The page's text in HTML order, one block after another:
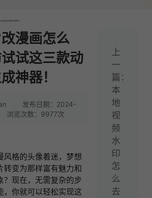
款动漫头像生成神器！
漫画怎么
试这三款动
神器！
发布日期：2024-
浏览次数：9977次
风格的头像着迷，梦想
转变为那样富有魅力和
？现在，无需复杂的步
，你就可以轻松实现这
上
一
篇：
本
地
视
频
水
印
怎
么
去